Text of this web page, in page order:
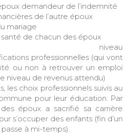
demandeur de l’indemnité
de l’autre époux
mariage
santé de chacun des époux
niveau
professionnelles (qui vont
ou non à retrouver un emploi
niveau de revenus attendu)
les choix professionnels suivis au
pour leur éducation. Par
époux a sacrifié sa carrière
s’occuper des enfants (fin d’un
à mi-temps).